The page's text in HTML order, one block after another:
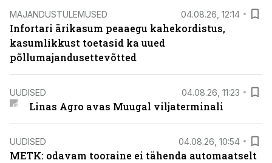
MAJANDUSTULEMUSED 04.08.26, 12:14
Infortari ärikasum peaaegu kahekordistus,
kasumlikkust toetasid ka uued
põllumajandusettevõtted
UUDISED 04.08.26, 11:23
Linas Agro avas Muugal viljaterminali
UUDISED 04.08.26, 10:54
METK: odavam tooraine ei tähenda automaatselt